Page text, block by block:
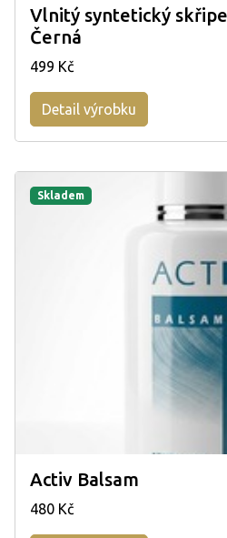
Vlnitý syntetický
Černá
499 Kč
Detail výrobku
Skladem
Activ Balsam
480 Kč